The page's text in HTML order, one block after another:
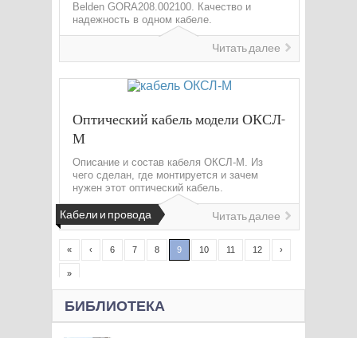
Belden GORA208.002100. Качество и
надежность в одном кабеле.
Читать далее
Кабели и провода
Оптический кабель модели ОКСЛ-
М
Описание и состав кабеля ОКСЛ-М. Из
чего сделан, где монтируется и зачем
нужен этот оптический кабель.
Читать далее
« ‹ 6 7 8 9 10 11 12 ›
»
БИБЛИОТЕКА